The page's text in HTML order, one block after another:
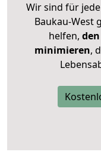
Wir sind für
Baukau-West
helfen,
minimieren,